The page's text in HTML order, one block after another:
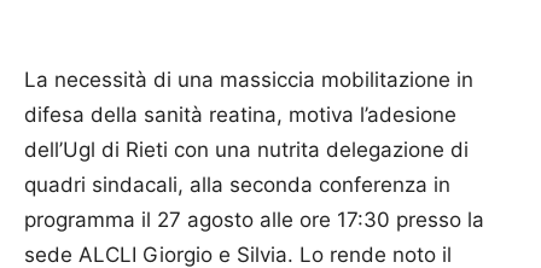
La necessità di una massiccia mobilitazione in
difesa della sanità reatina, motiva l’adesione
dell’Ugl di Rieti con una nutrita delegazione di
quadri sindacali, alla seconda conferenza in
programma il 27 agosto alle ore 17:30 presso la
sede ALCLI Giorgio e Silvia. Lo rende noto il